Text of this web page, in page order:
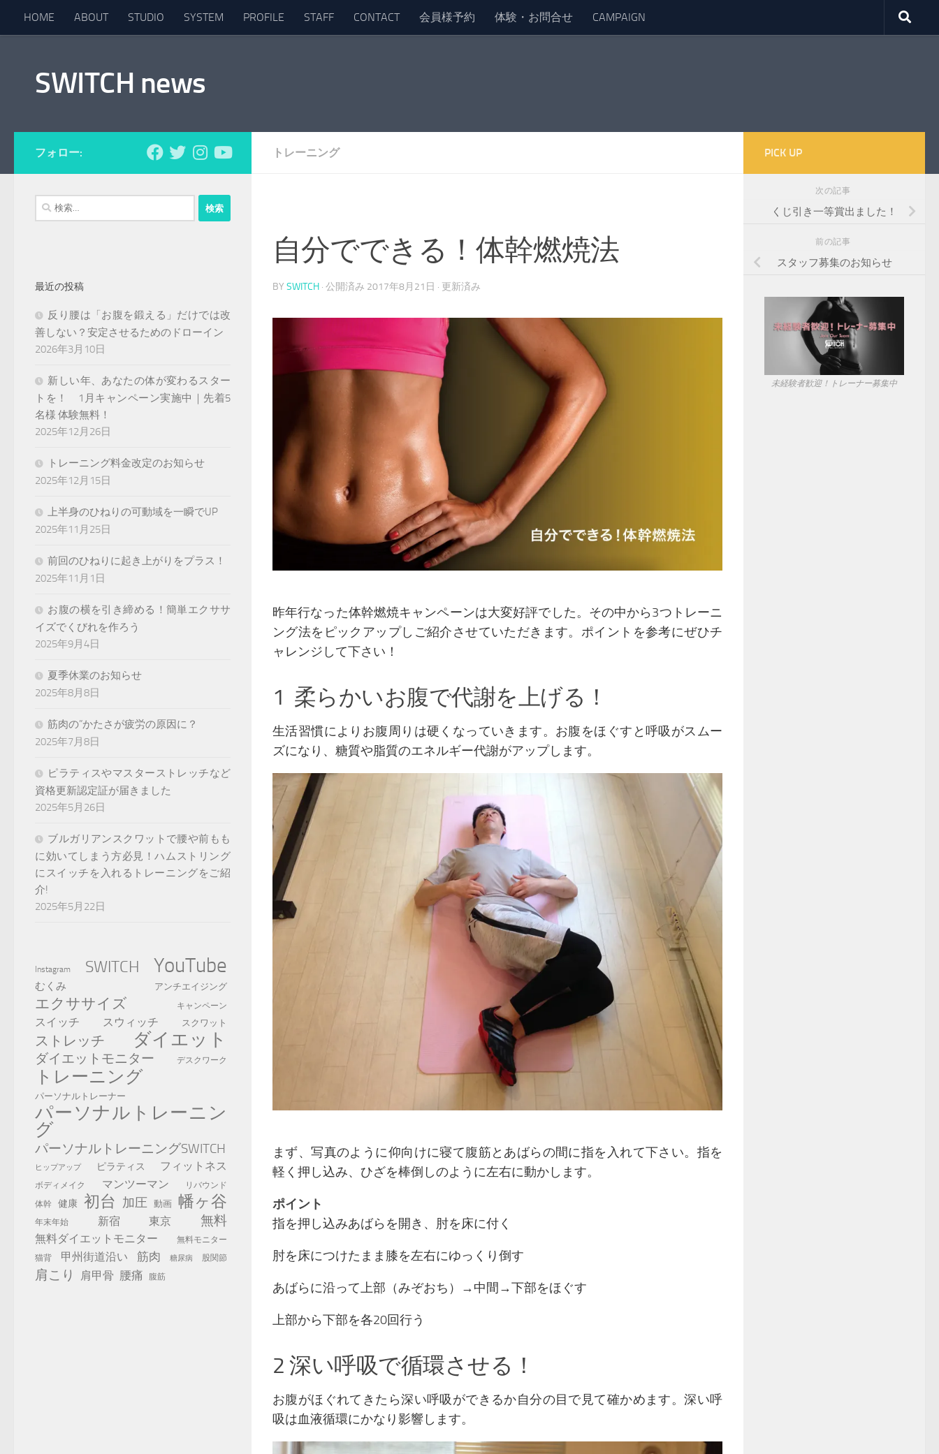
コンテンツへスキップ
HOME ABOUT STUDIO SYSTEM PROFILE STAFF CONTACT 会員様予約 体験・お問合せ CAMPAIGN
SWITCH news
トレーニング
自分でできる！体幹燃焼法
BY SWITCH · 公開済み 2017年8月21日 · 更新済み
昨年行なった体幹燃焼キャンペーンは大変好評でした。その中から3つトレーニ
ング法をピックアップしご紹介させていただきます。ポイントを参考にぜひチ
ャレンジして下さい！
1 柔らかいお腹で代謝を上げる！
生活習慣によりお腹周りは硬くなっていきます。お腹をほぐすと呼吸がスムー
ズになり、糖質や脂質のエネルギー代謝がアップします。
まず、写真のように仰向けに寝て腹筋とあばらの間に指を入れて下さい。指を
軽く押し込み、ひざを棒倒しのように左右に動かします。
ポイント
指を押し込みあばらを開き、肘を床に付く
肘を床につけたまま膝を左右にゆっくり倒す
あばらに沿って上部（みぞおち）→中間→下部をほぐす
上部から下部を各20回行う
2 深い呼吸で循環させる！
お腹がほぐれてきたら深い呼吸ができるか自分の目で見て確かめます。深い呼
吸は血液循環にかなり影響します。
フォロー:
検
索:
最近の投稿
反り腰は「お腹を鍛える」だけでは改
善しない？安定させるためのドローイン
2026年3月10日
新しい年、あなたの体が変わるスター
トを！ 1月キャンペーン実施中｜先着5
名様 体験無料！
2025年12月26日
トレーニング料金改定のお知らせ
2025年12月15日
上半身のひねりの可動域を一瞬でUP
2025年11月25日
前回のひねりに起き上がりをプラス！
2025年11月1日
お腹の横を引き締める！簡単エクササ
イズでくびれを作ろう
2025年9月4日
夏季休業のお知らせ
2025年8月8日
筋肉の”かたさが疲労の原因に？
2025年7月8日
ピラティスやマスターストレッチなど
資格更新認定証が届きました
2025年5月26日
ブルガリアンスクワットで腰や前もも
に効いてしまう方必見！ハムストリング
にスイッチを入れるトレーニングをご紹
介!
2025年5月22日
Instagram SWITCH YouTube
むくみ アンチエイジング
エクササイズ キャンペーン
スイッチ スウィッチ スクワット
ストレッチ ダイエット
ダイエットモニター デスクワーク
トレーニング
パーソナルトレーナー
パーソナルトレーニン
グ
パーソナルトレーニングSWITCH
ヒップアップ ピラティス フィットネス
ボディメイク マンツーマン
リバウンド
体幹
健康 初台 加圧 動画 幡ヶ谷
年末年始 新宿 東京 無料
無料ダイエットモニター
無料モニター
猫背
甲州街道沿い 筋肉 糖尿病 股関節
肩こり 肩甲骨 腰痛 腹筋
PICK UP
次の記事
くじ引き一等賞出ました！
前の記事
スタッフ募集のお知らせ
未経験者歓迎！トレーナー募集中